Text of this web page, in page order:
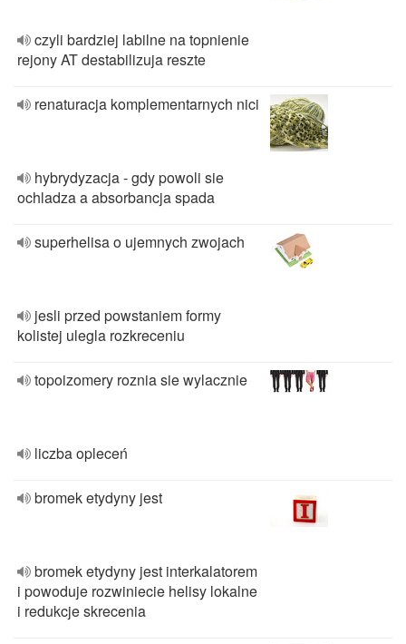
czyli bardziej labilne na topnienie
rejony AT destabilizuja reszte
renaturacja komplementarnych nici
hybrydyzacja - gdy powoli sie
ochladza a absorbancja spada
superhelisa o ujemnych zwojach
jesli przed powstaniem formy
kolistej ulegla rozkreceniu
topoizomery roznia sie wylacznie
liczba opleceń
bromek etydyny jest
bromek etydyny jest interkalatorem
i powoduje rozwiniecie helisy lokalne
i redukcje skrecenia